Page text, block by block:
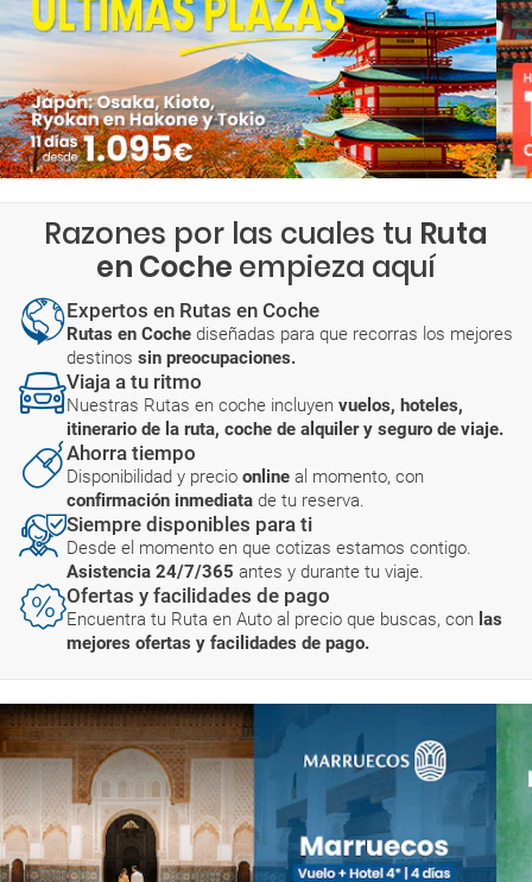
Razones por las cuales tu Ruta
en Coche empieza aquí
Expertos en Rutas en Coche
Rutas en Coche diseñadas para que recorras los mejores
destinos sin preocupaciones.
Viaja a tu ritmo
Nuestras Rutas en coche incluyen vuelos, hoteles,
itinerario de la ruta, coche de alquiler y seguro de viaje.
Ahorra tiempo
Disponibilidad y precio online al momento, con
confirmación inmediata de tu reserva.
Siempre disponibles para ti
Desde el momento en que cotizas estamos contigo.
Asistencia 24/7/365 antes y durante tu viaje.
Ofertas y facilidades de pago
Encuentra tu Ruta en Auto al precio que buscas, con las
mejores ofertas y facilidades de pago.